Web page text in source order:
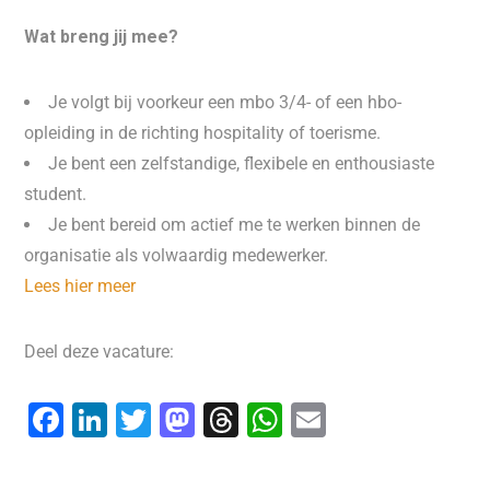
Wat breng jij mee?
Je volgt bij voorkeur een mbo 3/4- of een hbo-
opleiding in de richting hospitality of toerisme.
Je bent een zelfstandige, flexibele en enthousiaste
student.
Je bent bereid om actief me te werken binnen de
organisatie als volwaardig medewerker.
Lees hier meer
Deel deze vacature:
F
Li T
M T
W